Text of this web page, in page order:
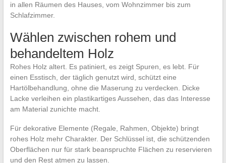
in allen Räumen des Hauses, vom Wohnzimmer bis zum
Schlafzimmer.
Wählen zwischen rohem und
behandeltem Holz
Rohes Holz altert. Es patiniert, es zeigt Spuren, es lebt. Für
einen Esstisch, der täglich genutzt wird, schützt eine
Hartölbehandlung, ohne die Maserung zu verdecken. Dicke
Lacke verleihen ein plastikartiges Aussehen, das das Interesse
am Material zunichte macht.
Für dekorative Elemente (Regale, Rahmen, Objekte) bringt
rohes Holz mehr Charakter. Der Schlüssel ist, die schützenden
Oberflächen nur für stark beanspruchte Flächen zu reservieren
und den Rest atmen zu lassen.